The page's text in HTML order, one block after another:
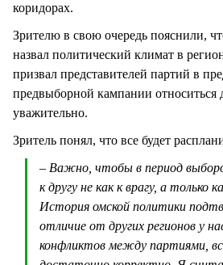
коридорах.
Зрителю в свою очередь пояснили,
назвал политический климат в
призвал представителей партий в
предвыборной кампании относиться
уважительно.
Зритель понял, что все будет
– Важно, чтобы в период
к другу не как к врагу, а только
История омской политики
отличие от других регионов у
конфликтов между партиями,